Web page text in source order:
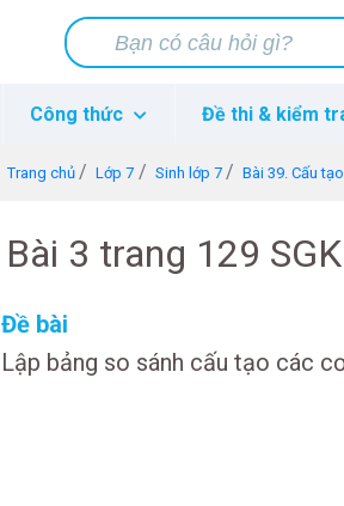
Công thức Đề thi & kiểm
Trang chủ Lớp 7 Sinh lớp 7 Bài 39. Cấu
Bài 3 trang 129
Đề bài
Lập bảng so sánh cấu tạo các